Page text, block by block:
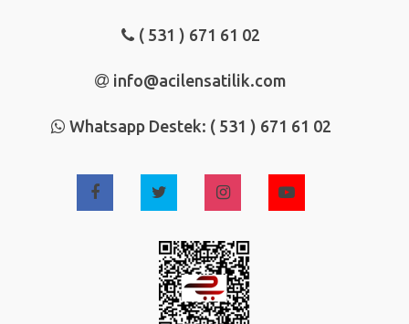
( 531 ) 671 61 02
info@acilensatilik.com
Whatsapp Destek: ( 531 ) 671 61 02